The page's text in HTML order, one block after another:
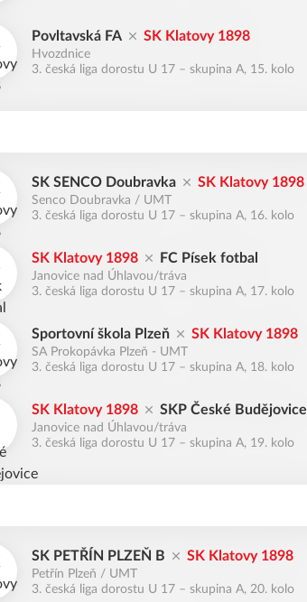
Povltavská FA SK Klatovy 1898
Hvozdnice
3. česká liga dorostu U 17 – skupina A, 15. kolo
SK SENCO Doubravka SK Klatovy 1898
Senco Doubravka / UMT
3. česká liga dorostu U 17 – skupina A, 16. kolo
SK Klatovy 1898 FC Písek fotbal
Janovice nad Úhlavou/tráva
3. česká liga dorostu U 17 – skupina A, 17. kolo
Sportovní škola Plzeň SK Klatovy 1898
SA Prokopávka Plzeň - UMT
3. česká liga dorostu U 17 – skupina A, 18. kolo
SK Klatovy 1898 SKP České Budějovice
Janovice nad Úhlavou/tráva
3. česká liga dorostu U 17 – skupina A, 19. kolo
SK PETŘÍN PLZEŇ B SK Klatovy 1898
Petřín Plzeň / UMT
3. česká liga dorostu U 17 – skupina A, 20. kolo